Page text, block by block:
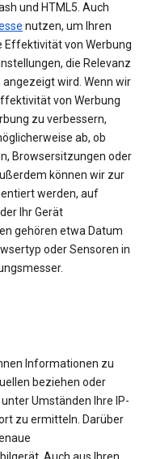
und HTML5. Auch
nutzen, um Ihren
von Werbung
die Relevanz
wird. Wenn wir
von Werbung
zu verbessern,
ab, ob
Browsersitzungen oder
können wir zur
werden, auf
Ihr Gerät
gehören etwa Datum
oder Sensoren in
Informationen zu
beziehen oder
Umständen Ihre IP-
zu ermitteln. Darüber